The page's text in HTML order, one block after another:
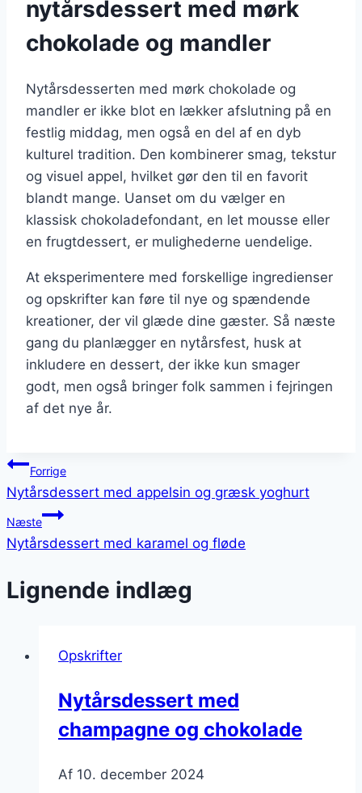
nytårsdessert med mørk
chokolade og mandler
Nytårsdesserten med mørk chokolade og
mandler er ikke blot en lækker afslutning på en
festlig middag, men også en del af en dyb
kulturel tradition. Den kombinerer smag, tekstur
og visuel appel, hvilket gør den til en favorit
blandt mange. Uanset om du vælger en
klassisk chokoladefondant, en let mousse eller
en frugtdessert, er mulighederne uendelige.
At eksperimentere med forskellige ingredienser
og opskrifter kan føre til nye og spændende
kreationer, der vil glæde dine gæster. Så næste
gang du planlægger en nytårsfest, husk at
inkludere en dessert, der ikke kun smager
godt, men også bringer folk sammen i fejringen
af det nye år.
Indlægsnavigation
Forrige
Nytårsdessert med appelsin og græsk yoghurt
Næste
Nytårsdessert med karamel og fløde
Lignende indlæg
Opskrifter
Nytårsdessert med
champagne og chokolade
Af 10. december 2024